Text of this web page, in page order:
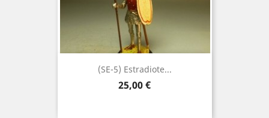
(SE-5) Estradiote...
Precio
25,00 €